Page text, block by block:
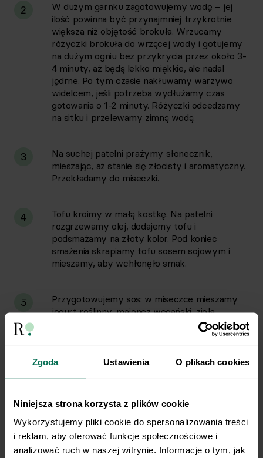
Zgoda Ustawienia O plikach cookies
Niniejsza strona korzysta z plików cookie
Wykorzystujemy pliki cookie do spersonalizowania treści
i reklam, aby oferować funkcje społecznościowe i
analizować ruch w naszej witrynie. Informacje o tym, jak
2
W dużym garnku zagotowujemy wodę – jej
ilość powinna być przynajmniej trzykrotnie
większa niż objętość brokuła. Wrzucamy
różyczki brokuła do wrzącej wody i gotujemy
na dużym ogniu bez przykrycia przez około 3-
4 minuty, aż będą lekko miękkie, ale nadal
jędrne. Po tym czasie nakłuwamy warzywo
widelcem, jeśli potrzeba wydłużamy czas
gotowania o 1-2 minuty. Różyczki odcedzamy
na sitku i przelewamy zimną wodą.
3
Na suchej patelni prażymy słonecznik,
mieszając, aż stanie się złocisty i aromatyczny.
Przekładamy do miseczki.
4
Tofu kroimy w małą kostkę. Na patelni
rozgrzewamy olej, dodajemy tofu i
podsmażamy na złoty kolor. Pod koniec
smażenia skrapiamy tofu sosem sojowym i
mieszamy, aby wchłonęło smak.
5
Przygotowujemy sos: w miseczce mieszamy
jogurt roślinny, majonez wegański, zioła
prowansalskie, przeciśnięty przez praskę
czosnek, sok z cytryny, płatki drożdżowe,
cebulę i dodajemy do sosu. Dokładnie
W dużej misce mieszamy: makaron, brokuły,
tofu i sos. Próbujemy i doprawiamy do smaku
solą, pieprzem i sokiem z cytryny.